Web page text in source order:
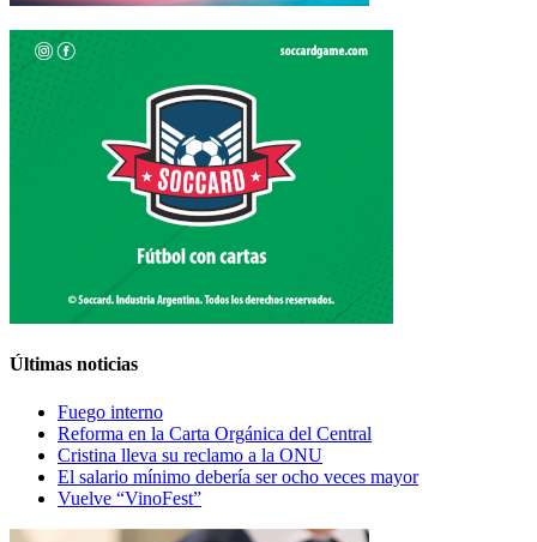
Últimas noticias
Fuego interno
Reforma en la Carta Orgánica del Central
Cristina lleva su reclamo a la ONU
El salario mínimo debería ser ocho veces mayor
Vuelve “VinoFest”